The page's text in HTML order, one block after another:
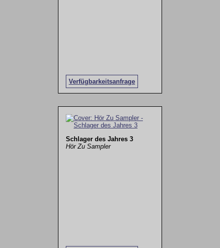
Verfügbarkeitsanfrage
Schlager des Jahres 3
Hör Zu Sampler